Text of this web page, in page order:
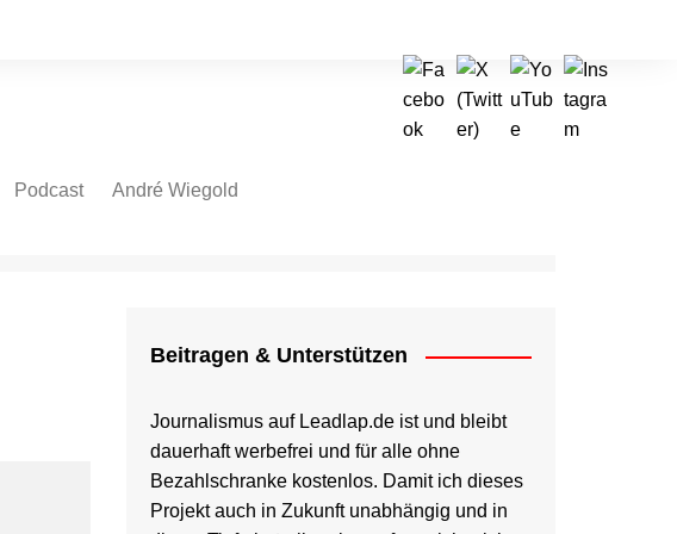
Podcast André Wiegold
Beitragen & Unterstützen
Journalismus auf Leadlap.de ist und bleibt
dauerhaft werbefrei und für alle ohne
Bezahlschranke kostenlos. Damit ich dieses
Projekt auch in Zukunft unabhängig und in